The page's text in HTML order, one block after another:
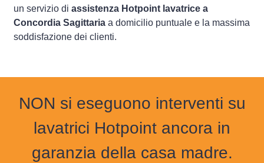
un servizio di assistenza Hotpoint lavatrice a
Concordia Sagittaria a domicilio puntuale e la massima
soddisfazione dei clienti.
NON si eseguono interventi su
lavatrici Hotpoint ancora in
garanzia della casa madre.